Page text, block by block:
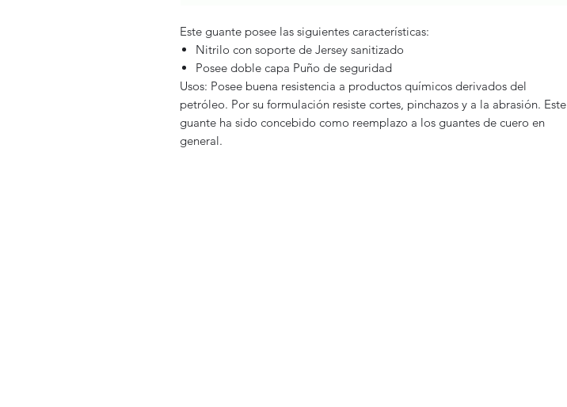
Este guante posee las siguientes características:
Nitrilo con soporte de Jersey sanitizado
Posee doble capa Puño de seguridad
Usos: Posee buena resistencia a productos químicos derivados del
petróleo. Por su formulación resiste cortes, pinchazos y a la abrasión. Este
guante ha sido concebido como reemplazo a los guantes de cuero en
general.